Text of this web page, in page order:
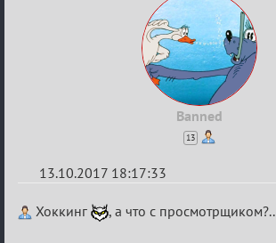
Banned
13
13.10.2017 18:17:33
Re:Хоккинг , а что с просмотрщиком?..